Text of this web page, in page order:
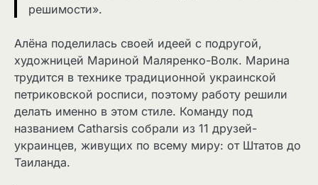
решимости».
Алёна поделилась своей идеей с подругой,
художницей Мариной Маляренко-Волк. Марина
трудится в технике традиционной украинской
петриковской росписи, поэтому работу решили
делать именно в этом стиле. Команду под
названием Catharsis собрали из 11 друзей-
украинцев, живущих по всему миру: от Штатов до
Таиланда.